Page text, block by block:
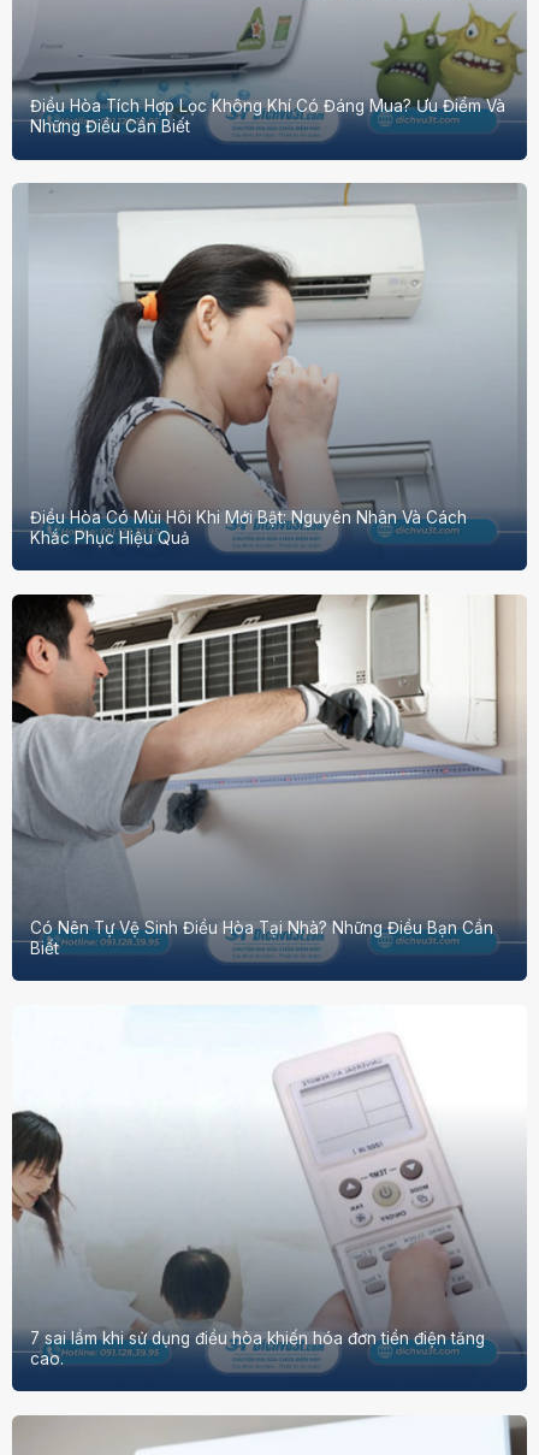
Điều Hòa Tích Hợp Lọc Không Khí Có Đáng Mua? Ưu Điểm Và
Những Điều Cần Biết
Điều Hòa Có Mùi Hôi Khi Mới Bật: Nguyên Nhân Và Cách
Khắc Phục Hiệu Quả
Có Nên Tự Vệ Sinh Điều Hòa Tại Nhà? Những Điều Bạn Cần
Biết
7 sai lầm khi sử dụng điều hòa khiến hóa đơn tiền điện tăng
cao.